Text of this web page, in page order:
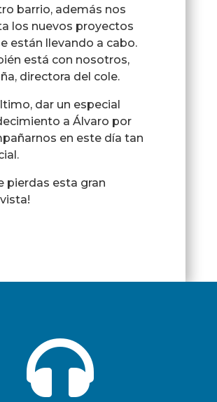
barrio, además nos
los nuevos proyectos
están llevando a cabo.
está con nosotros,
directora del cole.
dar un especial
a Álvaro por
en este día tan
pierdas esta gran
